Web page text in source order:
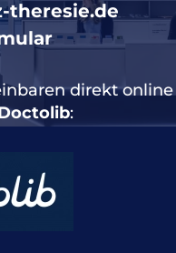
theresie.de
direkt
: